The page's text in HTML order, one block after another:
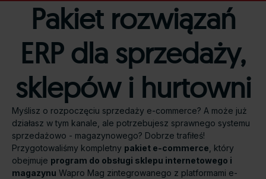
Pakiet rozwiązań
ERP dla sprzedaży,
sklepów i hurtowni
Myślisz o rozpoczęciu sprzedaży e-commerce? A może już
działasz w tym kanale, ale potrzebujesz sprawnego systemu
sprzedażowo - magazynowego? Dobrze trafiłeś!
Przygotowaliśmy kompletny pakiet e-commerce , który
obejmuje program do obsługi sklepu internetowego i
magazynu Wapro Mag zintegrowanego z platformami e-